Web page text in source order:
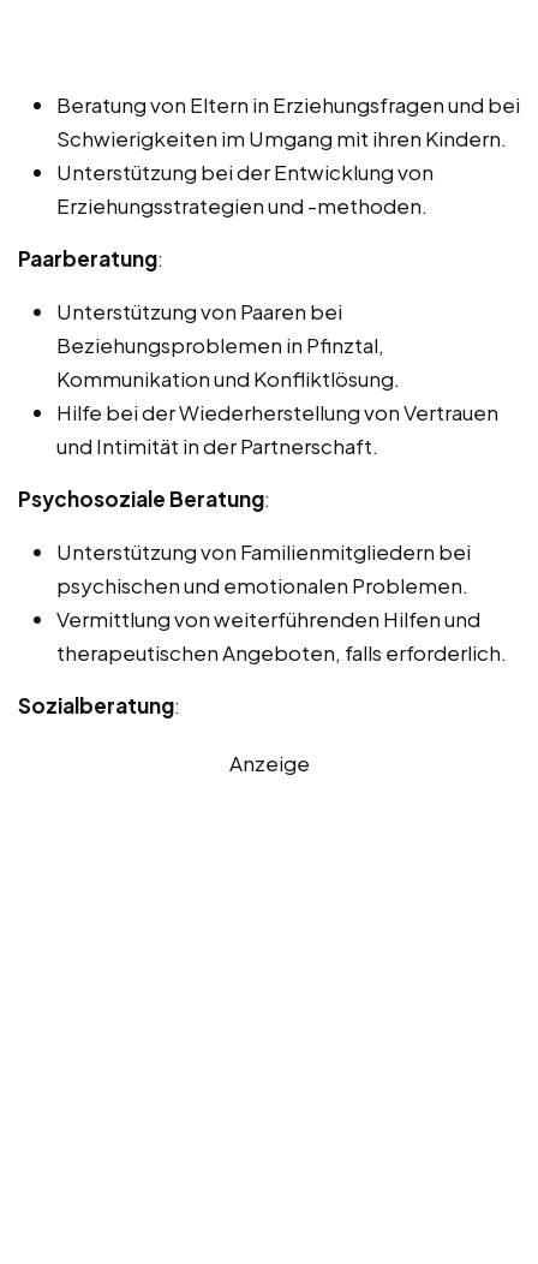
Beratung von Eltern in Erziehungsfragen und bei
Schwierigkeiten im Umgang mit ihren Kindern.
Unterstützung bei der Entwicklung von
Erziehungsstrategien und -methoden.
Paarberatung:
Unterstützung von Paaren bei
Beziehungsproblemen in Pfinztal,
Kommunikation und Konfliktlösung.
Hilfe bei der Wiederherstellung von Vertrauen
und Intimität in der Partnerschaft.
Psychosoziale Beratung:
Unterstützung von Familienmitgliedern bei
psychischen und emotionalen Problemen.
Vermittlung von weiterführenden Hilfen und
therapeutischen Angeboten, falls erforderlich.
Sozialberatung:
Anzeige